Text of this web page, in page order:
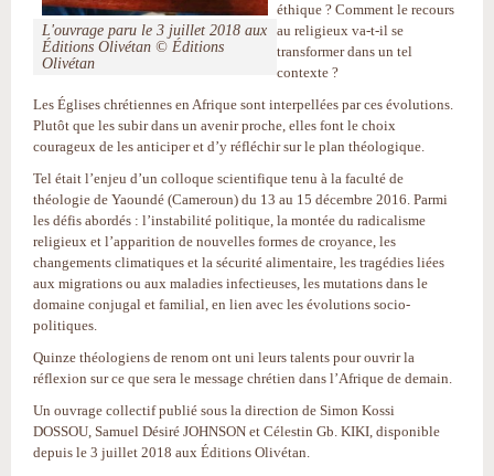
L'ouvrage paru le 3 juillet 2018 aux
Éditions Olivétan © Éditions
Olivétan
éthique ? Comment le recours
au religieux va-t-il se
transformer dans un tel
contexte ?
Les Églises chrétiennes en Afrique sont interpellées par ces évolutions.
Plutôt que les subir dans un avenir proche, elles font le choix
courageux de les anticiper et d’y réfléchir sur le plan théologique.
Tel était l’enjeu d’un colloque scientifique tenu à la faculté de
théologie de Yaoundé (Cameroun) du 13 au 15 décembre 2016. Parmi
les défis abordés : l’instabilité politique, la montée du radicalisme
religieux et l’apparition de nouvelles formes de croyance, les
changements climatiques et la sécurité alimentaire, les tragédies liées
aux migrations ou aux maladies infectieuses, les mutations dans le
domaine conjugal et familial, en lien avec les évolutions socio-
politiques.
Quinze théologiens de renom ont uni leurs talents pour ouvrir la
réflexion sur ce que sera le message chrétien dans l’Afrique de demain.
Un ouvrage collectif publié sous la direction de Simon Kossi
DOSSOU, Samuel Désiré JOHNSON et Célestin Gb. KIKI, disponible
depuis le 3 juillet 2018 aux Éditions Olivétan.